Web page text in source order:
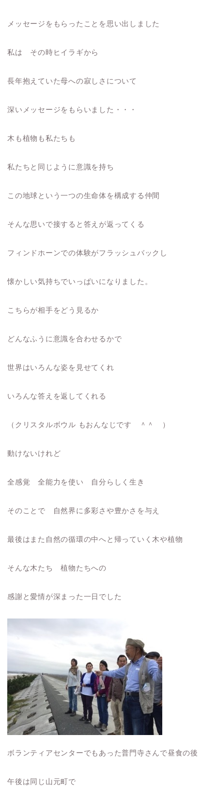
メッセージをもらったことを思い出しました
私は その時ヒイラギから
長年抱えていた母への寂しさについて
深いメッセージをもらいました・・・
木も植物も私たちも
私たちと同じように意識を持ち
この地球という一つの生命体を構成する仲間
そんな思いで接すると答えが返ってくる
フィンドホーンでの体験がフラッシュバックし
懐かしい気持ちでいっぱいになりました。
こちらが相手をどう見るか
どんなふうに意識を合わせるかで
世界はいろんな姿を見せてくれ
いろんな答えを返してくれる
（クリスタルボウル もおんなじです ＾＾ ）
動けないけれど
全感覚 全能力を使い 自分らしく生き
そのことで 自然界に多彩さや豊かさを与え
最後はまた自然の循環の中へと帰っていく木や植物
そんな木たち 植物たちへの
感謝と愛情が深まった一日でした
ボランティアセンターでもあった普門寺さんで昼食の後
午後は同じ山元町で